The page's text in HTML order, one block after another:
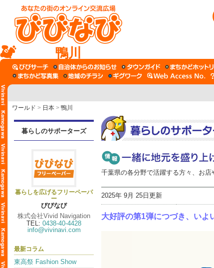
鴨川
ワールド > 日本 > 鴨川
暮らしのサポーターズ
暮らしを広げるフリーペーパ
ー
びびなび
株式会社Vivid Navigation
TEL: 0438-40-4428
info@vivinavi.com
最新コラム
東高祭 Fashion Show
千葉県の各分野で活躍する方々、お
2025年 9月 25日更新
大好評の第1弾につづき、いよ